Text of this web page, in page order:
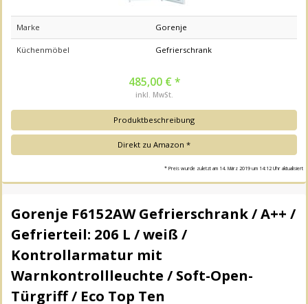
Marke Gorenje
Küchenmöbel Gefrierschrank
485,00 € *
inkl. MwSt.
Produktbeschreibung
Direkt zu Amazon *
* Preis wurde zuletzt am 14. März 2019 um 14:12 Uhr aktualisiert
Gorenje F6152AW Gefrierschrank / A++ /
Gefrierteil: 206 L / weiß /
Kontrollarmatur mit
Warnkontrollleuchte / Soft-Open-
Türgriff / Eco Top Ten